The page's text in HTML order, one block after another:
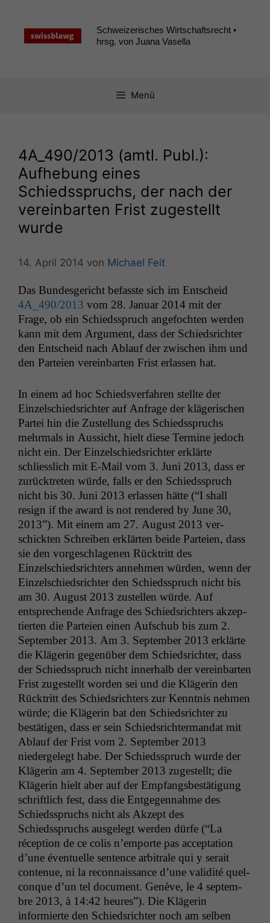
springen
Schweizerisches Wirtschaftsrecht •
hrsg. von Juana Vasella
Menü
4A_490/2013 (amtl. Publ.):
Aufhebung eines
Schiedsspruchs, der nach der
vereinbarten Frist zugestellt
wurde
14. April 2014 von Michael Feit
Das Bun­des­gericht befasste sich im Entscheid
4A_490/2013 vom 28. Jan­u­ar 2014 mit der
Frage, ob ein Schiedsspruch ange­focht­en wer­den
kann mit dem Argu­ment, dass der Schied­srichter
den Entscheid nach Ablauf der zwis­chen ihm und
den Parteien vere­in­barten Frist erlassen hat.
In einem ad hoc Schiedsver­fahren stellte der
Einzelschied­srichter auf Anfrage der klägerischen
Partei hin die Zustel­lung des Schiedsspruchs
mehrmals in Aus­sicht, hielt diese Ter­mine jedoch
nicht ein. Der Einzelschied­srichter erk­lärte
schliesslich mit E‑Mail vom 3. Juni 2013, dass er
zurück­treten würde, falls er den Schiedsspruch
nicht bis 30. Juni 2013 erlassen hätte (“I shall
resign if the award is not ren­dered by June 30,
2013”). Mit einem am 27. August 2013 ver­
schick­ten Schreiben erk­lärten bei­de Parteien, dass
sie den vorgeschla­ge­nen Rück­tritt des
Einzelschied­srichters annehmen wür­den, wenn der
Einzelschied­srichter den Schiedsspruch nicht bis
am 30. August 2013 zustellen würde. Auf
entsprechende Anfrage des Schied­srichters akzep­
tierten die Parteien einen Auf­schub bis zum 2.
Sep­tem­ber 2013. Am 3. Sep­tem­ber 2013 erk­lärte
die Klägerin gegenüber dem Schied­srichter, dass
der Schiedsspruch nicht inner­halb der vere­in­barten
Frist zugestellt wor­den sei und die Klägerin den
Rück­tritt des Schied­srichters zur Ken­nt­nis nehmen
würde; die Klägerin bat den Schied­srichter zu
bestäti­gen, dass er sein Schied­srichter­man­dat mit
Ablauf der Frist vom 2. Sep­tem­ber 2013
niedergelegt habe. Der Schiedsspruch wurde der
Klägerin am 4. Sep­tem­ber 2013 zugestellt; die
Klägerin hielt aber auf der Emp­fangs­bestä­ti­gung
schriftlich fest, dass die Ent­ge­gen­nahme des
Schiedsspruchs nicht als Akzept des
Schiedsspruchs aus­gelegt wer­den dürfe (“La
récep­tion de ce col­is n’em­porte pas accep­ta­tion
d’une éventuelle sen­tence arbi­trale qui y serait
con­tenue, ni la recon­nais­sance d’une valid­ité quel­
conque d’un tel doc­u­ment. Genève, le 4 sep­tem­
bre 2013, à 14:42 heures”). Die Klägerin
informierte den Schied­srichter noch am sel­ben